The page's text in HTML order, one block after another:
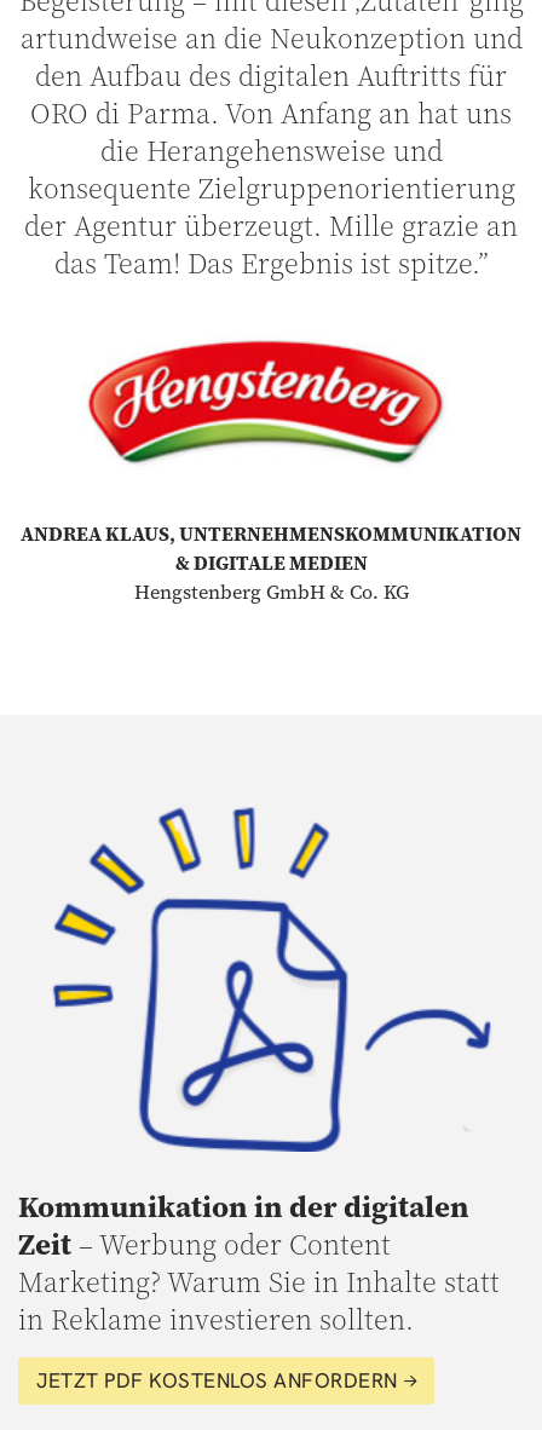
artundweise an die Neukonzeption und
den Aufbau des digitalen Auftritts für
ORO di Parma. Von Anfang an hat uns
die Herangehensweise und
konsequente Zielgruppenorientierung
der Agentur überzeugt. Mille grazie an
das Team! Das Ergebnis ist spitze.”
ANDREA KLAUS, UNTERNEHMENSKOMMUNIKATION
& DIGITALE MEDIEN
Hengstenberg GmbH & Co. KG
Kommunikation in der digitalen
Zeit – Werbung oder Content
Marketing? Warum Sie in Inhalte statt
in Reklame investieren sollten.
JETZT PDF KOSTENLOS ANFORDERN